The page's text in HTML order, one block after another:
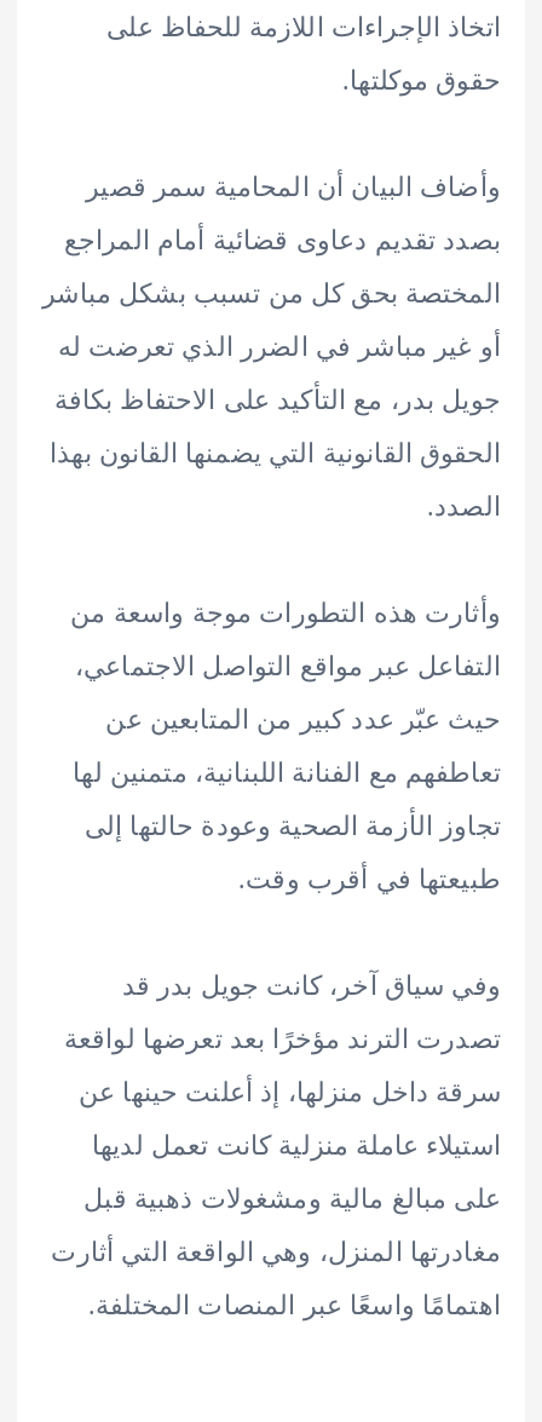
الإجراءات اللازمة للحفاظ على
موكلتها.
البيان أن المحامية سمر قصير
تقديم دعاوى قضائية أمام المراجع
بحق كل من تسبب بشكل مباشر
مباشر في الضرر الذي تعرضت له
بدر، مع التأكيد على الاحتفاظ بكافة
القانونية التي يضمنها القانون بهذا
هذه التطورات موجة واسعة من
عبر مواقع التواصل الاجتماعي،
عبّر عدد كبير من المتابعين عن
مع الفنانة اللبنانية، متمنين لها
الأزمة الصحية وعودة حالتها إلى
في أقرب وقت.
سياق آخر، كانت جويل بدر قد
الترند مؤخرًا بعد تعرضها لواقعة
داخل منزلها، إذ أعلنت حينها عن
عاملة منزلية كانت تعمل لديها
مالية ومشغولات ذهبية قبل
المنزل، وهي الواقعة التي أثارت
واسعًا عبر المنصات المختلفة.